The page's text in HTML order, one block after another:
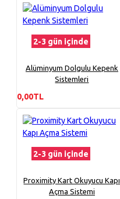
2-3 gün içinde
Alüminyum Dolgulu Kepenk
Sistemleri
0,00TL
2-3 gün içinde
Proximity Kart Okuyucu Kapı
Açma Sistemi